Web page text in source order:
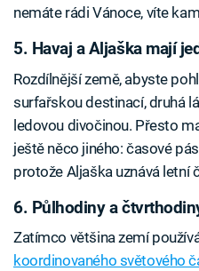
nemáte rádi Vánoce, víte
5. Havaj a Aljaška mají
Rozdílnější země, abyste
surfařskou destinací, druhá
ledovou divočinou. Přesto
ještě něco jiného: časové
protože Aljaška uznává letní
6. Půlhodiny a
Zatímco většina zemí
koordinovaného světového